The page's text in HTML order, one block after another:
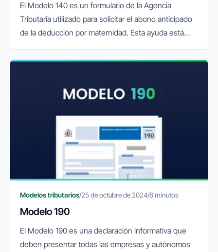
El Modelo 140 es un formulario de la Agencia
Tributaria utilizado para solicitar el abono anticipado
de la deducción por maternidad. Esta ayuda está
tres años y permite...
Modelos tributarios/25 de octubre de 2024/6 minutos
Modelo 190
El Modelo 190 es una declaración informativa que
deben presentar todas las empresas y autónomos